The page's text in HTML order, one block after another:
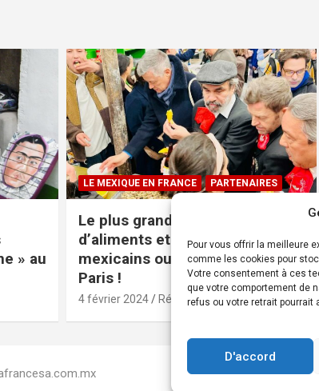
Pour vous offrir la meilleure
comme les cookies pour
Votre consentement à ces
que votre comportement de
refus ou votre retrait
D'accord
» au
LE MEXIQUE EN FRANCE PARTENAIRES
Le plus grand magasin
d’aliments et produits
mexicains ouvre ses portes à
Paris !
4 février 2024 Rédacteur